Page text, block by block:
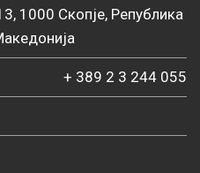
1000 Скопје, Република
+ 389 2 3 244 055